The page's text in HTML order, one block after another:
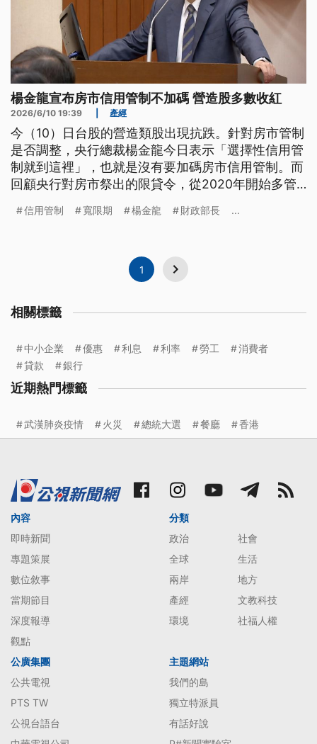
楊金龍宣布房市信用管制不加碼 營造股多數收紅
2026/6/10 19:39 產經
今（10）日台股的營造類股出現抗跌。針對房市管制
是否調整，央行總裁楊金龍今日表示「選擇性信用管
制就到這裡」，也就是沒有要加碼房市信用管制。而
回顧央行對房市祭出的限貸令，從2020年開始多管
降到50%，取消寬限期；2025年再微鬆綁，上限微
信用管制 寬限期 楊金龍 財政部長 ...
1
相關標籤
中小企業 優惠 利息 利率 勞工
消費者
貸款
銀行
近期熱門標籤
武漢肺炎疫情 火災 總統大選 餐廳 香港
內容
即時新聞
專題策展
數位敘事
當期節目
深度報導
觀點
分類
政治
社會
全球
生活
兩岸
地方
產經
文教科技
環境
社福人權
公廣集團
公共電視
PTS TW
公視台語台
主題網站
我們的島
獨立特派員
有話好說